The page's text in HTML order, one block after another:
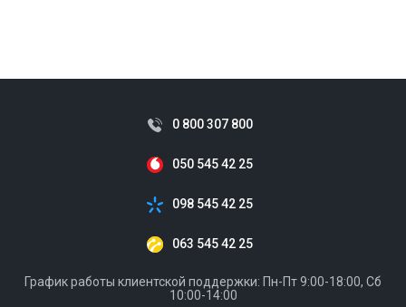
0 800 307 800
050 545 42 25
098 545 42 25
063 545 42 25
График работы клиентской поддержки: Пн-Пт 9:00-18:00, Сб
10:00-14:00